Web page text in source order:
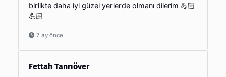
birlikte daha iyi güzel yerlerde olmanı dilerim 💪🏻
💪🏻
7 ay önce
Fettah Tanrıöver